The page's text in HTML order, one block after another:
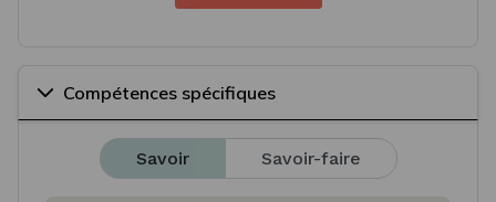
Compétences spécifiques
Savoir Savoir-faire